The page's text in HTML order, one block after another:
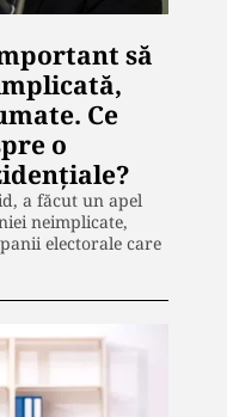
să
Ce
o
a făcut un apel
neimplicate,
electorale care